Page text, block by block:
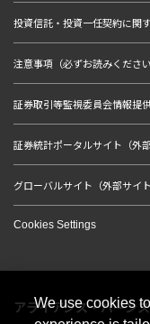
投資信託・投資一任契約に関
注意事項（必ずお読みください
証券取引等監視委員会情報提
証券統計ポータルサイト（外部
グローバルサイト（外部サイト
Cookies Settings
アライアンス・バーン
We use cookies